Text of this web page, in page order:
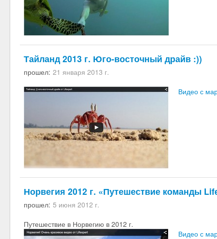
Тайланд 2013 г. Юго-восточный драйв :))
прошел: 21 января 2013 г.
Видео с
Норвегия 2012 г. «Путешествие команды
прошел: 5 июня 2012 г.
Путешествие в Норвегию в 2012 г.
Видео с